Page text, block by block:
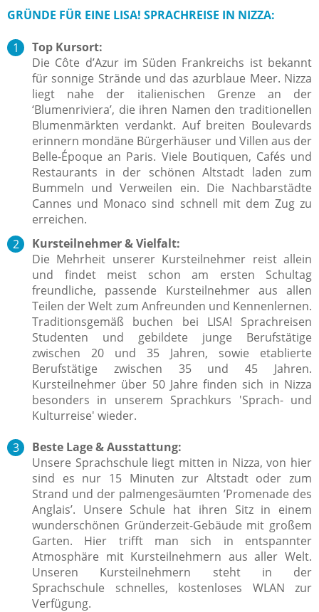
GRÜNDE FÜR EINE LISA! SPRACHREISE IN NIZZA:
Top Kursort:
Die Côte d’Azur im Süden Frankreichs ist bekannt
für sonnige Strände und das azurblaue Meer. Nizza
liegt nahe der italienischen Grenze an der
‘Blumenriviera’, die ihren Namen den traditionellen
Blumenmärkten verdankt. Auf breiten Boulevards
erinnern mondäne Bürgerhäuser und Villen aus der
Belle-Époque an Paris. Viele Boutiquen, Cafés und
Restaurants in der schönen Altstadt laden zum
Bummeln und Verweilen ein. Die Nachbarstädte
Cannes und Monaco sind schnell mit dem Zug zu
erreichen.
Kursteilnehmer & Vielfalt:
Die Mehrheit unserer Kursteilnehmer reist allein
und findet meist schon am ersten Schultag
freundliche, passende Kursteilnehmer aus allen
Teilen der Welt zum Anfreunden und Kennenlernen.
Traditionsgemäß buchen bei LISA! Sprachreisen
Studenten und gebildete junge Berufstätige
zwischen 20 und 35 Jahren, sowie etablierte
Berufstätige zwischen 35 und 45 Jahren.
Kursteilnehmer über 50 Jahre finden sich in Nizza
besonders in unserem Sprachkurs 'Sprach- und
Kulturreise' wieder.
Beste Lage & Ausstattung:
Unsere Sprachschule liegt mitten in Nizza, von hier
sind es nur 15 Minuten zur Altstadt oder zum
Strand und der palmengesäumten ’Promenade des
Anglais’. Unsere Schule hat ihren Sitz in einem
wunderschönen Gründerzeit-Gebäude mit großem
Garten. Hier trifft man sich in entspannter
Atmosphäre mit Kursteilnehmern aus aller Welt.
Unseren Kursteilnehmern steht in der
Sprachschule schnelles, kostenloses WLAN zur
Verfügung.